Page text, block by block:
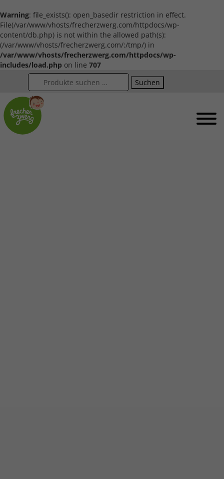
Warning: file_exists(): open_basedir restriction in effect.
File(/var/www/vhosts/frecherzwerg.com/httpdocs/wp-
content/db.php) is not within the allowed path(s):
(/var/www/vhosts/frecherzwerg.com/:/tmp/) in
/var/www/vhosts/frecherzwerg.com/httpdocs/wp-
includes/load.php on line 707
Suchen